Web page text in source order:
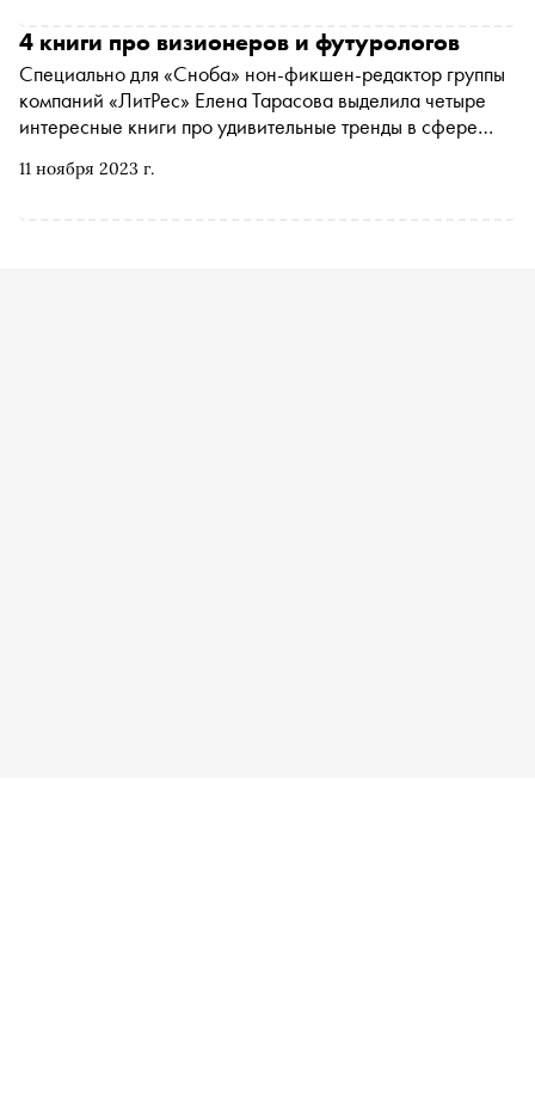
составила список книг, которые помогут превратить
планы в действия
11 ноября 2023 г.
4 книги про визионеров и футурологов
Специально для «Сноба» нон-фикшен-редактор группы
компаний «ЛитРес» Елена Тарасова выделила четыре
интересные книги про удивительные тренды в сфере
будет особенно интересна тем, кто уже прочитал